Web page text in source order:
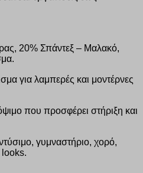
20% Σπάντεξ – Μαλακό,
για λαμπερές και μοντέρνες
που προσφέρει στήριξη και
γυμναστήριο, χορό,